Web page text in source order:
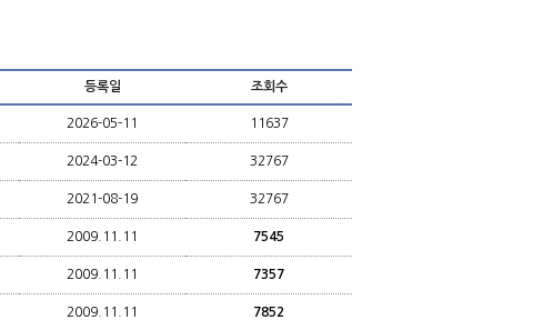
등록일 조회수
2026-05-11 11637
2024-03-12 32767
2021-08-19 32767
2009.11.11 7545
2009.11.11 7357
2009.11.11 7852